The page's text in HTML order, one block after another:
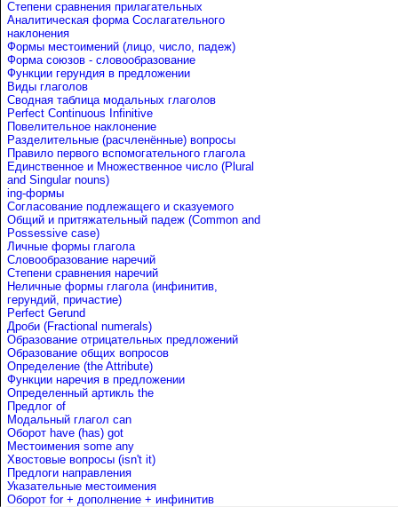
Степени сравнения прилагательных
Аналитическая форма Сослагательного
наклонения
Формы местоимений (лицо, число, падеж)
Форма союзов - словообразование
Функции герундия в предложении
Виды глаголов
Сводная таблица модальных глаголов
Perfect Continuous Infinitive
Повелительное наклонение
Разделительные (расчленённые) вопросы
Правило первого вспомогательного глагола
Единственное и Множественное число (Plural
and Singular nouns)
ing-формы
Согласование подлежащего и сказуемого
Общий и притяжательный падеж (Common and
Possessive case)
Личные формы глагола
Словообразование наречий
Степени сравнения наречий
Неличные формы глагола (инфинитив,
герундий, причастие)
Perfect Gerund
Дроби (Fractional numerals)
Образование отрицательных предложений
Образование общих вопросов
Определение (the Attribute)
Функции наречия в предложении
Определенный артикль the
Предлог of
Mодальный глагол can
Оборот have (has) got
Местоимения some any
Хвостовые вопросы (isn't it)
Предлоги направления
Указательные местоимения
Оборот for + дополнение + инфинитив